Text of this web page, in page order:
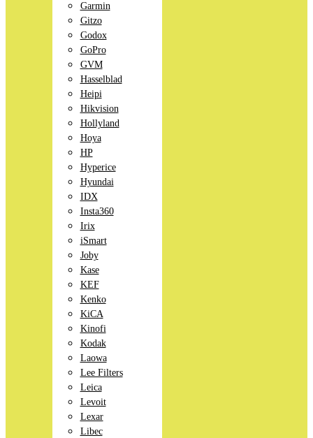
Garmin
Gitzo
Godox
GoPro
GVM
Hasselblad
Heipi
Hikvision
Hollyland
Hoya
HP
Hyperice
Hyundai
IDX
Insta360
Irix
iSmart
Joby
Kase
KEF
Kenko
KiCA
Kinofi
Kodak
Laowa
Lee Filters
Leica
Levoit
Lexar
Libec